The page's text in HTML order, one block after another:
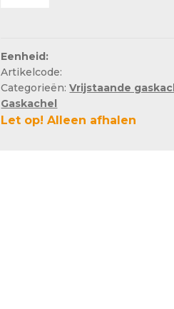
Eenheid:
Artikelcode:
Categorieën:Vrijstaande
Gaskachel
Let op! Alleen afhalen